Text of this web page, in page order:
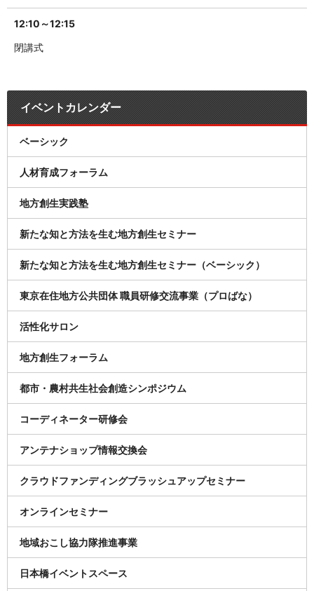
12:10～12:15
閉講式
イベントカレンダー
ベーシック
人材育成フォーラム
地方創生実践塾
新たな知と方法を生む地方創生セミナー
新たな知と方法を生む地方創生セミナー（ベーシック）
東京在住地方公共団体 職員研修交流事業（プロばな）
活性化サロン
地方創生フォーラム
都市・農村共生社会創造シンポジウム
コーディネーター研修会
アンテナショップ情報交換会
クラウドファンディングブラッシュアップセミナー
オンラインセミナー
地域おこし協力隊推進事業
日本橋イベントスペース